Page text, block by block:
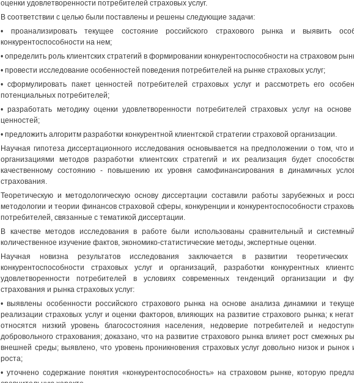
оценки удовлетворенности потребителей страховых услуг.
В соответствии с целью были поставлены и решены следующие задачи:
• проанализировать текущее состояние российского страхового рынка и выявить
конкурентоспособности на нем;
• определить роль клиентских стратегий в формировании конкурентоспособности на страховом
• провести исследование особенностей поведения потребителей на рынке страховых услуг;
• сформулировать пакет ценностей потребителей страховых услуг и рассмотреть его
потенциальных потребителей;
• разработать методику оценки удовлетворенности потребителей страховых услуг на
ценностей;
• предложить алгоритм разработки конкурентной клиентской стратегии страховой организации.
Научная гипотеза диссертационного исследования основывается на предположении о том, что
организациями методов разработки клиентских стратегий и их реализация будет
качественному состоянию - повышению их уровня самофинансирования в динамичных
страхования.
Теоретическую и методологическую основу диссертации составили работы зарубежных и
методологии и теории финансов страховой сферы, конкуренции и конкурентоспособности
потребителей, связанные с тематикой диссертации.
В качестве методов исследования в работе были использованы сравнительный и
количественное изучение фактов, экономико-статистические методы, экспертные оценки.
Научная новизна результатов исследования заключается в развитии
конкурентоспособности страховых услуг и организаций, разработки конкурентных
удовлетворенности потребителей в условиях современных тенденций организации и
страхования и рынка страховых услуг:
• выявлены особенности российского страхового рынка на основе анализа динамики и
реализации страховых услуг и оценки факторов, влияющих на развитие страхового рынка; к
относятся низкий уровень благосостояния населения, недоверие потребителей и
добровольного страхования; доказано, что на развитие страхового рынка влияет рост смежных
внешней среды; выявлено, что уровень проникновения страховых услуг довольно низок и
роста;
• уточнено содержание понятия «конкурентоспособность» на страховом рынке, которую